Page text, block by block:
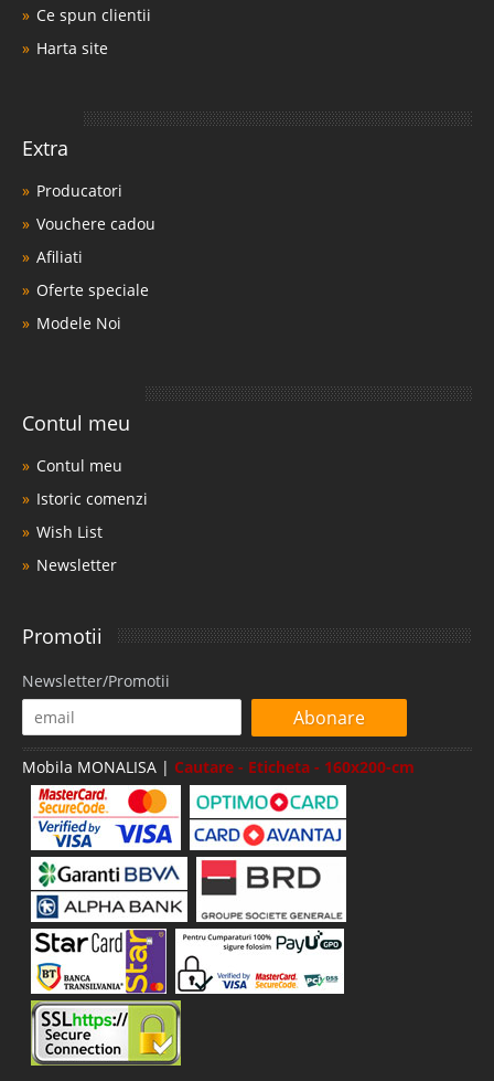
Ce spun clientii
Harta site
Extra
Producatori
Vouchere cadou
Afiliati
Oferte speciale
Modele Noi
Contul meu
Contul meu
Istoric comenzi
Wish List
Newsletter
Promotii
Newsletter/Promotii
Abonare
Mobila MONALISA | Cautare - Eticheta - 160x200-cm